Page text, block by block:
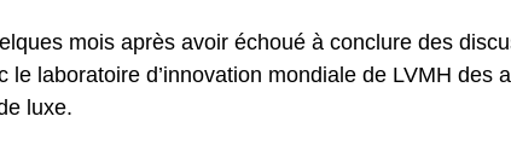
mois après avoir échoué à conclure des
laboratoire d’innovation mondiale de LVMH des
luxe.